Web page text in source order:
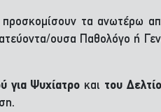
τα ανωτέρω
ουσα Παθολόγο ή
για Ψυχίατρο και του